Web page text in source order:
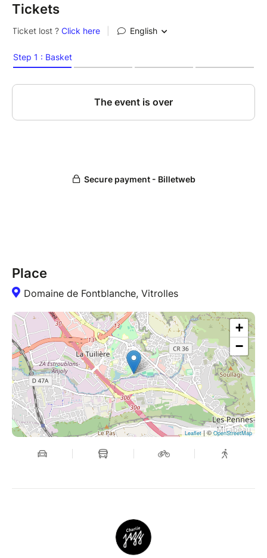
que vous cherchez un moyen de vous rendre à l'un
personne !Je souhaite faire du covoiturage
Tickets
Place
Domaine de Fontblanche, Vitrolles
+
−
Leaflet| ©OpenStreetMap